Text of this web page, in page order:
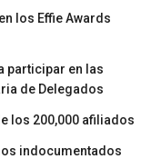
los Effie Awards
participar en las
de Delegados
los 200,000 afiliados
indocumentados